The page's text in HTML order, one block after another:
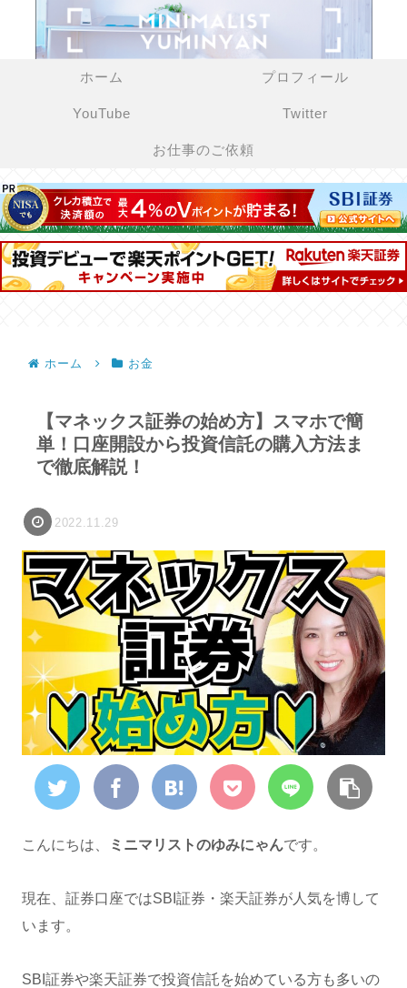
ホーム プロフィール
YouTube Twitter
お仕事のご依頼
ホーム お金
【マネックス証券の始め方】スマホで簡
単！口座開設から投資信託の購入方法ま
で徹底解説！
2022.11.29
こんにちは、 ミニマリストのゆみにゃんです。
現在、証券口座ではSBI証券・楽天証券が人気を博して
います。
SBI証券や楽天証券で投資信託を始めている方も多いの